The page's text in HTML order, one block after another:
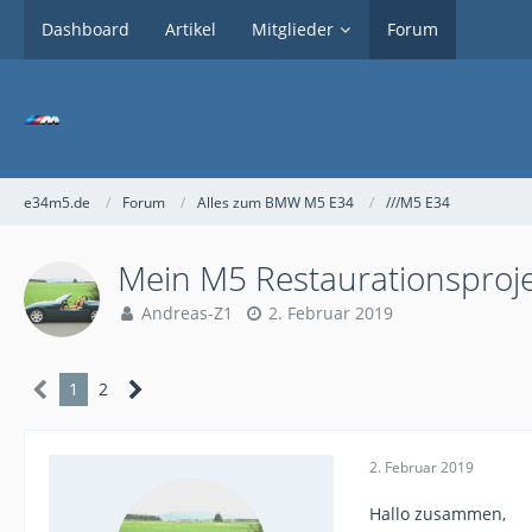
Dashboard Artikel Mitglieder Forum
e34m5.de Forum Alles zum BMW M5 E34 ///M5 E34
Mein M5
Andreas-Z1 2. Februar 2019
1 2
2. Februar 2019
Hallo zusammen,